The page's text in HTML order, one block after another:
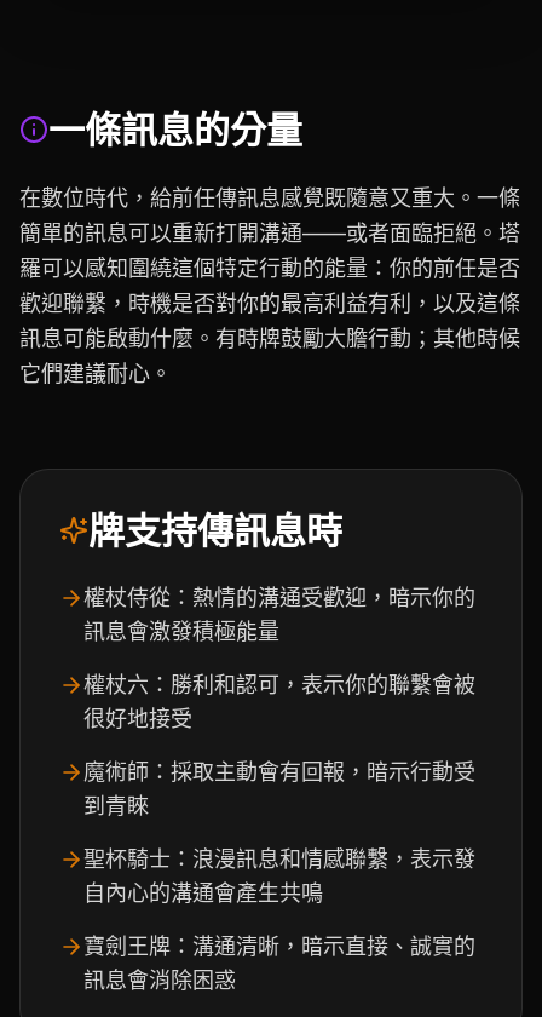
一條訊息的分量
在數位時代，給前任傳訊息感覺既隨意又重大。一條
簡單的訊息可以重新打開溝通——或者面臨拒絕。塔
羅可以感知圍繞這個特定行動的能量：你的前任是否
歡迎聯繫，時機是否對你的最高利益有利，以及這條
訊息可能啟動什麼。有時牌鼓勵大膽行動；其他時候
它們建議耐心。
牌支持傳訊息時
權杖侍從：熱情的溝通受歡迎，暗示你的
訊息會激發積極能量
權杖六：勝利和認可，表示你的聯繫會被
很好地接受
魔術師：採取主動會有回報，暗示行動受
到青睞
聖杯騎士：浪漫訊息和情感聯繫，表示發
自內心的溝通會產生共鳴
寶劍王牌：溝通清晰，暗示直接、誠實的
訊息會消除困惑